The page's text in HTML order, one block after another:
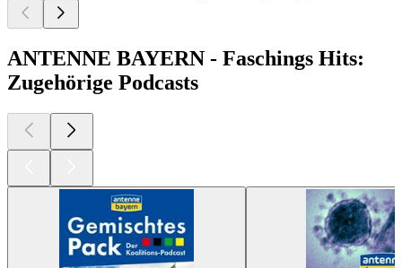
ANTENNE BAYERN - Faschings Hits:
Zugehörige Podcasts